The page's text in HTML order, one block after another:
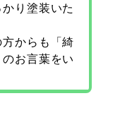
り塗装いた
からも「綺
お言葉をい